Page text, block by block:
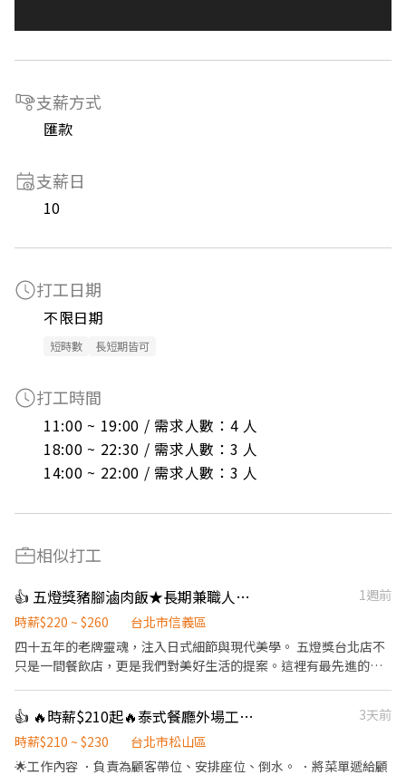
支薪方式
匯款
支薪日
10
打工日期
不限日期
短時數 長短期皆可
打工時間
11:00 ~ 19:00 / 需求人數：4 人
18:00 ~ 22:30 / 需求人數：3 人
14:00 ~ 22:00 / 需求人數：3 人
相似打工
👍 五燈獎豬腳滷肉飯★長期兼職人員【多門市擴大徵才中】
1週前
時薪$220 ~ $260
台北市信義區
​四十五年的老牌靈魂，注入日式細節與現代美學。 五燈獎台北店不
只是一間餐飲店，更是我們對美好生活的提案。這裡有最先進的自
康店】 與 【信義店】，7/1 我們正式進駐「台北 101」！ ​極致乾淨
環境： 顛覆傳統，這可能是你見過最整潔、無油煙的餐飲工作空
間。 ​科技輔助入職： 多種自動化設備，減輕體力負擔，分工明確讓
👍 🔥時薪$210起🔥泰式餐廳外場工讀/急缺平日午班/供餐/彈性排班/長期/平日晚班/假日班
3天前
時薪$210 ~ $230
台北市松山區
🌟工作內容 ．負責為顧客帶位、安排座位、倒水。 ．將菜單遞給顧